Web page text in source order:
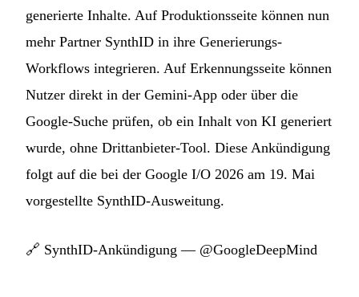
generierte Inhalte. Auf Produktionsseite können nun
mehr Partner SynthID in ihre Generierungs-
Workflows integrieren. Auf Erkennungsseite können
Nutzer direkt in der Gemini-App oder über die
Google-Suche prüfen, ob ein Inhalt von KI generiert
wurde, ohne Drittanbieter-Tool. Diese Ankündigung
folgt auf die bei der Google I/O 2026 am 19. Mai
vorgestellte SynthID-Ausweitung.
🔗 SynthID-Ankündigung — @GoogleDeepMind